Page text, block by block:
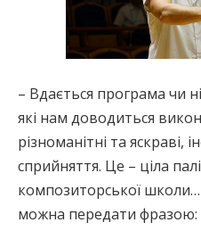
– Вдається програма чи
які нам доводиться
різноманітні та яскраві,
сприйняття. Це – ціла
композиторської
можна передати